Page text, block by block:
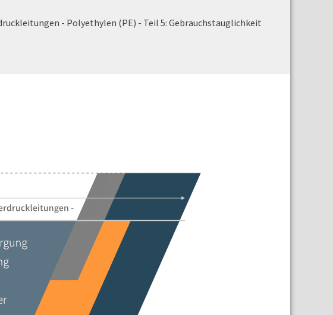
- Polyethylen (PE) - Teil 5: Gebrauchstauglichkeit